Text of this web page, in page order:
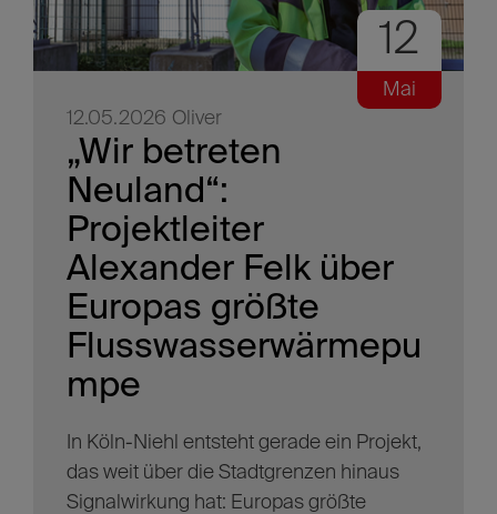
12
Mai
12.05.2026 Oliver
„Wir betreten
Neuland“:
Projektleiter
Alexander Felk über
Europas größte
Flusswasserwärmepu
mpe
In Köln-Niehl entsteht gerade ein Projekt,
das weit über die Stadtgrenzen hinaus
Signalwirkung hat: Europas größte